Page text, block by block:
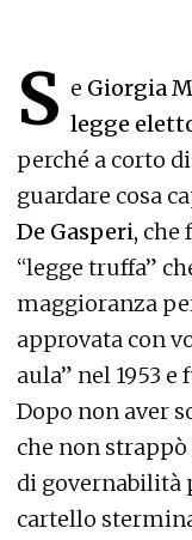
S e Giorgia
legge
perché a corto
guardare cosa
De Gasperi, che
“legge truffa”
maggioranza
approvata con
aula” nel 1953 e
Dopo non aver
che non
di governabilità
cartello